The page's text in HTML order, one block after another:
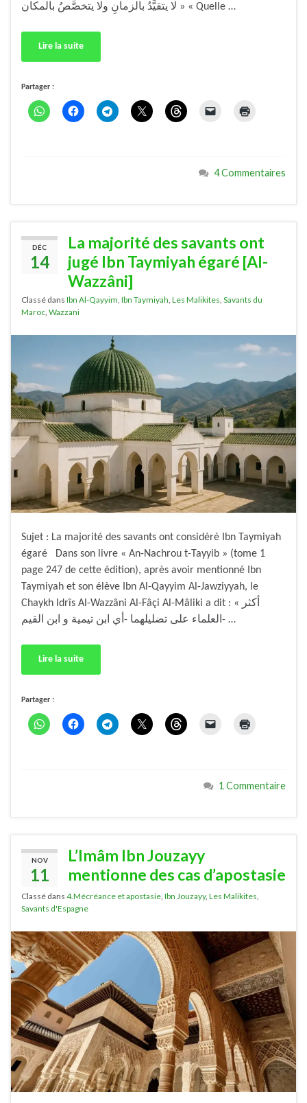
لا يتقيَّدُ بالزمانِ ولا يتخصَّصُ بالمكان » « Quelle …
Lire la suite
Partager :
4 Commentaires
DÉC
14
La majorité des savants ont
jugé Ibn Taymiyah égaré [Al-
Wazzâni]
Classé dans Ibn Al-Qayyim Ibn Taymiyah Les Malikites Savants du
Maroc Wazzani
Sujet : La majorité des savants ont considéré Ibn Taymiyah
égaré Dans son livre « An-Nachrou t-Tayyib » (tome 1
page 247 de cette édition), après avoir mentionné Ibn
Taymiyah et son élève Ibn Al-Qayyim Al-Jawziyyah, le
Chaykh Idrîs Al-Wazzâni Al-Fâçi Al-Mâliki a dit : « أكثر
العلماء على تضليلهما -أي ابن تيمية و ابن القيم- …
Lire la suite
Partager :
1 Commentaire
NOV
11
L’Imâm Ibn Jouzayy
mentionne des cas d’apostasie
Classé dans 4.Mécréance et apostasie Ibn Jouzayy, Les Malikites
Savants d'Espagne